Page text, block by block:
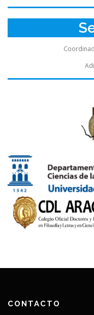
CONTACTO